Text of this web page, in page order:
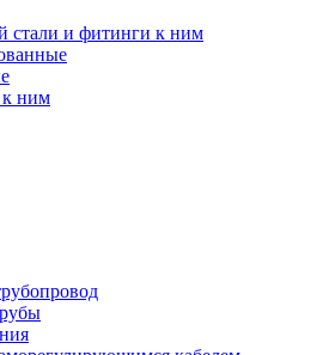
стали и фитинги к ним
ним